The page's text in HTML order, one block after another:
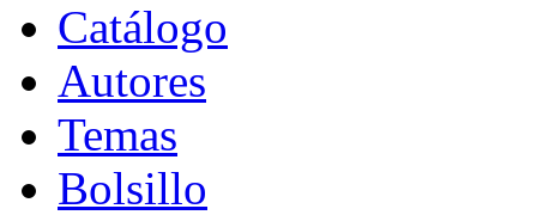
Catálogo
Autores
Temas
Bolsillo